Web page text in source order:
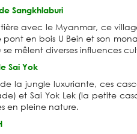
Sangkhlaburi
avec le Myanmar, ce
en bois U Bein et son
mêlent diverses influences
Sai Yok
la jungle luxuriante, ces
et Sai Yok Lek (la petite
en pleine nature.